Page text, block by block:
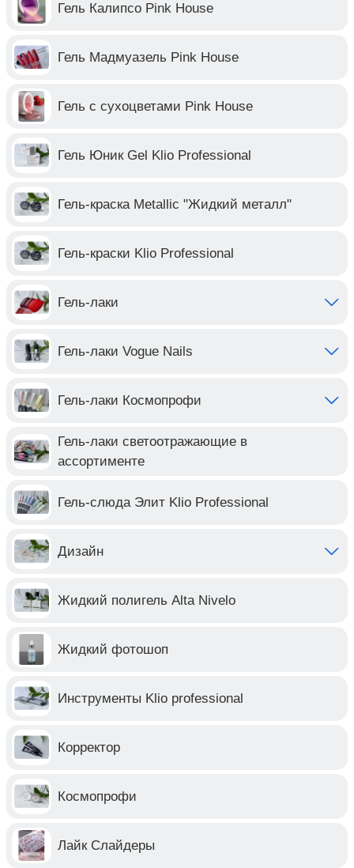
Гель Калипсо Pink House
Гель Мадмуазель Pink House
Гель с сухоцветами Pink House
Гель Юник Gel Klio Professional
Гель-краска Metallic "Жидкий металл"
Гель-краски Klio Professional
Гель-лаки
Гель-лаки Vogue Nails
Гель-лаки Космопрофи
Гель-лаки светоотражающие в
ассортименте
Гель-слюда Элит Klio Professional
Дизайн
Жидкий полигель Alta Nivelo
Жидкий фотошоп
Инструменты Klio professional
Корректор
Космопрофи
Лайк Слайдеры